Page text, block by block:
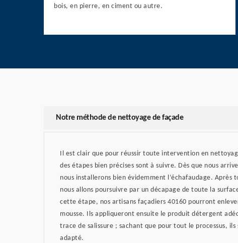
bois, en pierre, en ciment ou autre.
Notre méthode de nettoyage de façade
Il est clair que pour réussir toute intervention en
des étapes bien précises sont à suivre. Dès que nous
nous installerons bien évidemment l’échafaudage. Après
nous allons poursuivre par un décapage de toute la
cette étape, nos artisans façadiers 40160 pourront
mousse. Ils appliqueront ensuite le produit détergent
trace de salissure ; sachant que pour tout le processus,
adapté.